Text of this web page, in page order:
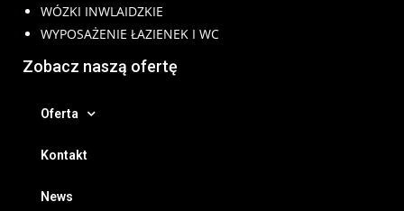
WÓZKI INWLAIDZKIE
WYPOSAŻENIE ŁAZIENEK I WC
Zobacz naszą ofertę
Oferta
Kontakt
News